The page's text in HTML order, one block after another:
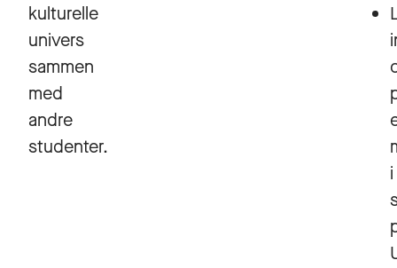
kulturelle
univers
sammen
med
andre
studenter.
i